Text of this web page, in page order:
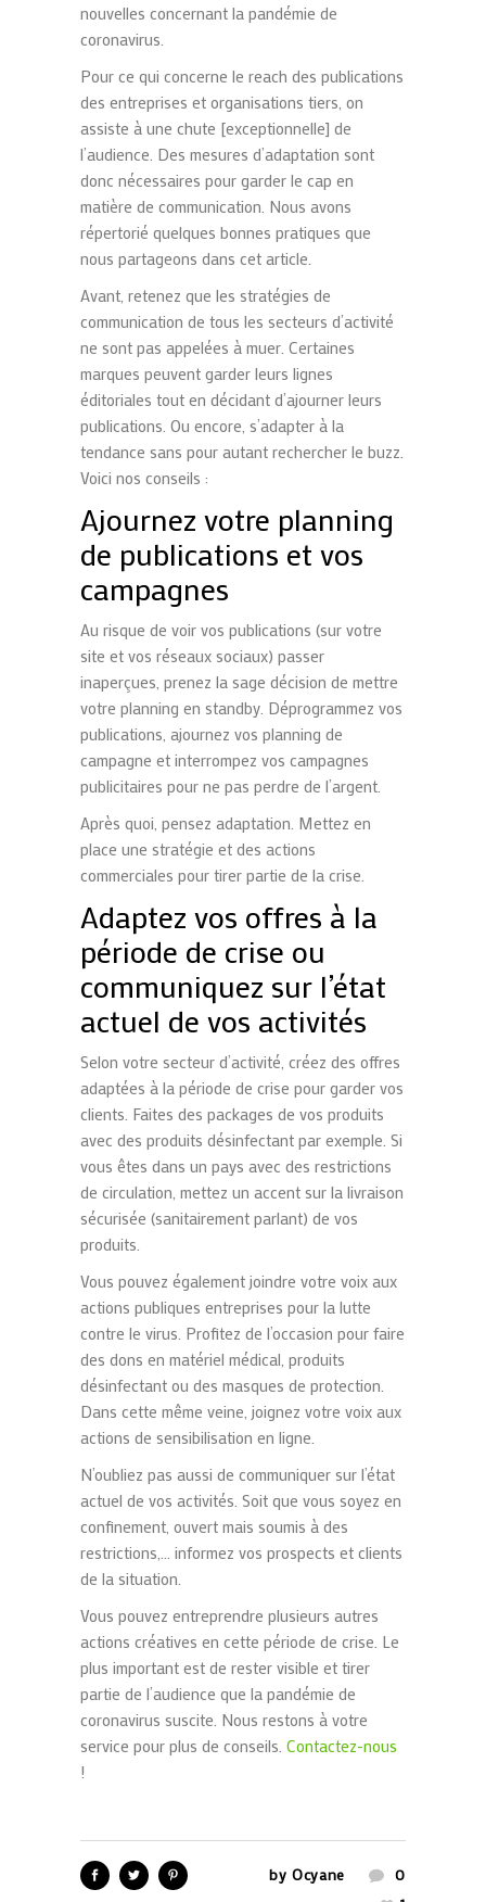
nouvelles concernant la pandémie de
coronavirus.
Pour ce qui concerne le reach des publications
des entreprises et organisations tiers, on
assiste à une chute [exceptionnelle] de
l’audience. Des mesures d’adaptation sont
donc nécessaires pour garder le cap en
matière de communication. Nous avons
répertorié quelques bonnes pratiques que
nous partageons dans cet article.
Avant, retenez que les stratégies de
communication de tous les secteurs d’activité
ne sont pas appelées à muer. Certaines
marques peuvent garder leurs lignes
éditoriales tout en décidant d’ajourner leurs
publications. Ou encore, s’adapter à la
tendance sans pour autant rechercher le buzz.
Voici nos conseils :
Ajournez votre planning
de publications et vos
campagnes
Au risque de voir vos publications (sur votre
site et vos réseaux sociaux) passer
inaperçues, prenez la sage décision de mettre
votre planning en standby. Déprogrammez vos
publications, ajournez vos planning de
campagne et interrompez vos campagnes
publicitaires pour ne pas perdre de l’argent.
Après quoi, pensez adaptation. Mettez en
place une stratégie et des actions
commerciales pour tirer partie de la crise.
Adaptez vos offres à la
période de crise ou
communiquez sur l’état
actuel de vos activités
Selon votre secteur d’activité, créez des offres
adaptées à la période de crise pour garder vos
clients. Faites des packages de vos produits
avec des produits désinfectant par exemple. Si
vous êtes dans un pays avec des restrictions
de circulation, mettez un accent sur la livraison
sécurisée (sanitairement parlant) de vos
produits.
Vous pouvez également joindre votre voix aux
actions publiques entreprises pour la lutte
contre le virus. Profitez de l’occasion pour faire
des dons en matériel médical, produits
désinfectant ou des masques de protection.
Dans cette même veine, joignez votre voix aux
actions de sensibilisation en ligne.
N’oubliez pas aussi de communiquer sur l’état
actuel de vos activités. Soit que vous soyez en
confinement, ouvert mais soumis à des
restrictions,… informez vos prospects et clients
de la situation.
Vous pouvez entreprendre plusieurs autres
actions créatives en cette période de crise. Le
plus important est de rester visible et tirer
partie de l’audience que la pandémie de
coronavirus suscite. Nous restons à votre
service pour plus de conseils. Contactez-nous
!
by Ocyane
0